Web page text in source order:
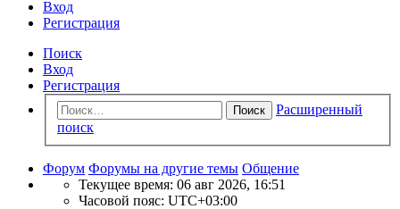
Вход
Регистрация
Поиск
Вход
Регистрация
Поиск
Расширенный
поиск
Форум Форумы на другие темы Общение
Текущее время: 06 авг 2026, 16:51
Часовой пояс: UTC+03:00